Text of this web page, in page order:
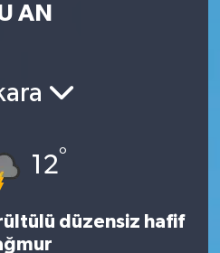
AN
12°
düzensiz hafif